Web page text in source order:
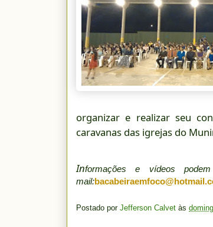
organizar e realizar seu
caravanas das igrejas do
Informações e vídeos
mail:
Postado por Jefferson Calvet às